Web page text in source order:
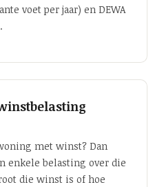
voet per jaar) en DEWA
met winst? Dan
enkele belasting over die
die winst is of hoe